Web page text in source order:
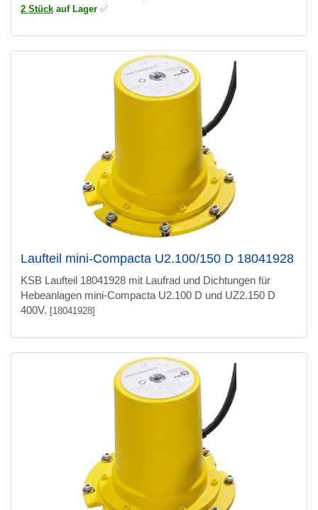
2 Stück auf Lager ✅
Laufteil mini-Compacta U2.100/150 D 18041928
KSB Laufteil 18041928 mit Laufrad und Dichtungen für
Hebeanlagen mini-Compacta U2.100 D und UZ2.150 D
400V. [18041928]